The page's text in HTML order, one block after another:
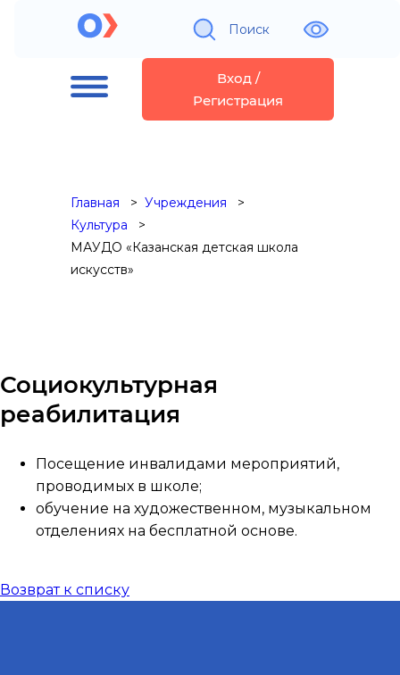
Поиск
Вход /
Регистрация
Главная
Учреждения
Культура
МАУДО «Казанская детская школа
искусств»
Социокультурная
реабилитация
Посещение инвалидами мероприятий,
проводимых в школе;
обучение на художественном, музыкальном
отделениях на бесплатной основе.
Возврат к списку